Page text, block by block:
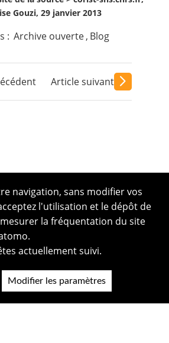
Gouzi, 29 janvier 2013
: Archive ouverte, Blog
Article suivant
navigation, sans modifier vos
l'utilisation et le dépôt de
la fréquentation du site
actuellement suivi.
Modifier les paramètres